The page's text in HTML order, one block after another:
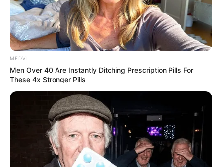
MEDVI
Men Over 40 Are Instantly Ditching Prescription Pills For
These 4x Stronger Pills